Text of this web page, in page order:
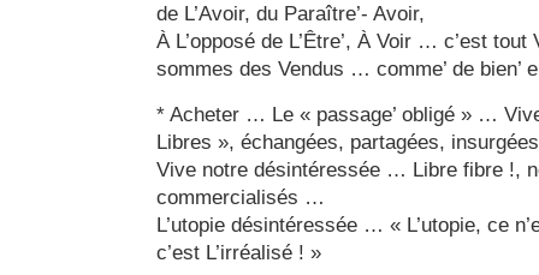
de L’Avoir, du Paraître’- Avoir,
À L’opposé de L’Être’, À Voir … c’est
sommes des Vendus … comme’ de bien’
* Acheter … Le « passage’ obligé » …
Libres », échangées, partagées,
Vive notre désintéressée … Libre fibre !,
commercialisés …
L’utopie désintéressée … « L’utopie, ce
c’est L’irréalisé ! »